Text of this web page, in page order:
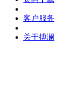
客户服务
关于搏澜